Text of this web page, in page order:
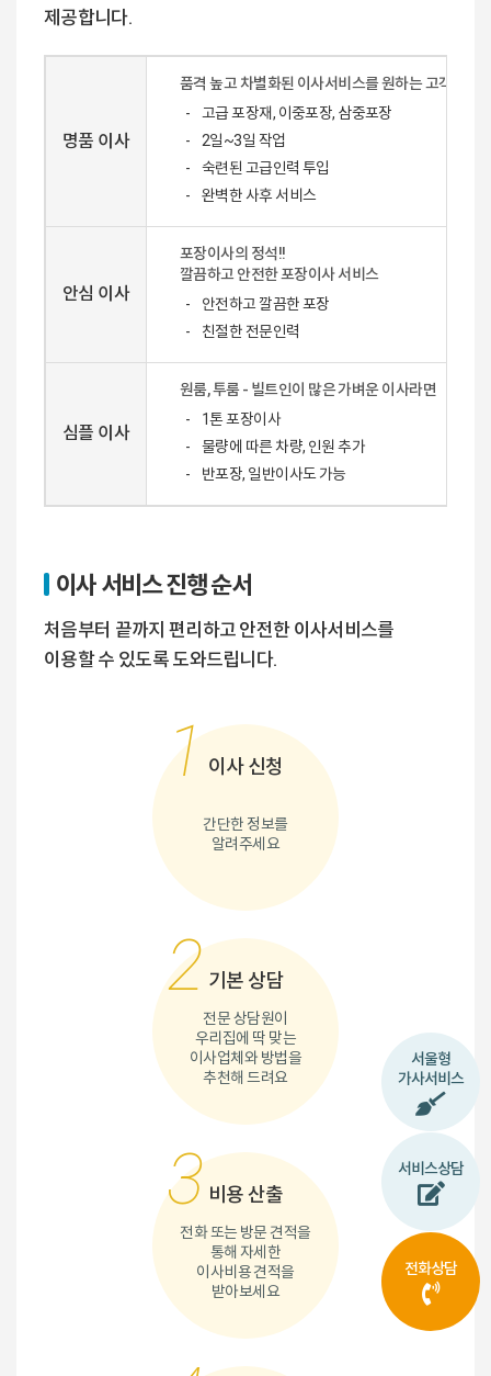
서울형
가사서비스
서비스상담
전화상담
제공합니다.
명품 이사
품격 높고 차별화된 이사서비스를 원하는 고객을 위
고급 포장재, 이중포장, 삼중포장
2일~3일 작업
숙련된 고급인력 투입
완벽한 사후 서비스
안심 이사
포장이사의 정석!!
깔끔하고 안전한 포장이사 서비스
안전하고 깔끔한 포장
친절한 전문인력
심플 이사
원룸, 투룸 - 빌트인이 많은 가벼운 이사라면
1톤 포장이사
물량에 따른 차량, 인원 추가
반포장, 일반이사도 가능
이사 서비스 진행 순서
처음부터 끝까지 편리하고 안전한 이사서비스를
이용할 수 있도록 도와드립니다.
1 이사 신청
간단한 정보를
알려주세요
2 기본 상담
전문 상담원이
우리집에 딱 맞는
이사업체와 방법을
추천해 드려요
3 비용 산출
전화 또는 방문 견적을
통해 자세한
이사비용 견적을
받아보세요